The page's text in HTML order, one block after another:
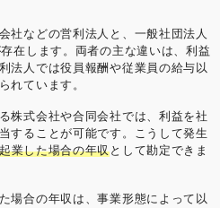
社などの営利法人と、一般社団法人
在します。両者の主な違いは、利益
法人では役員報酬や従業員の給与以
れています。
株式会社や合同会社では、利益を社
することが可能です。こうして発生
業した場合の年収として勘定できま
場合の年収は、事業形態によって以